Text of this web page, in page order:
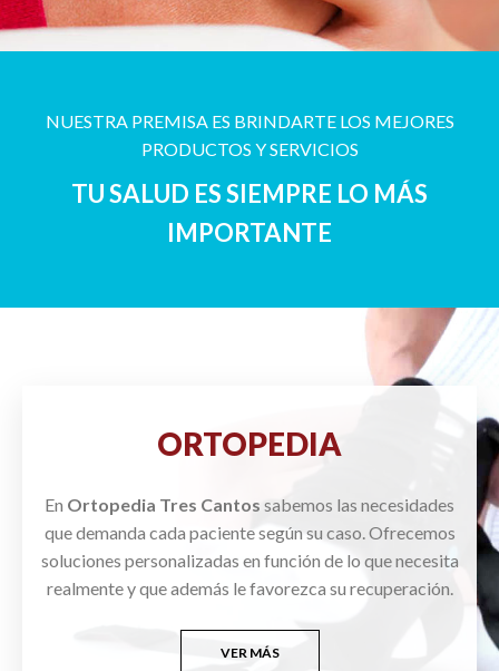
NUESTRA PREMISA ES BRINDARTE LOS MEJORES
PRODUCTOS Y SERVICIOS
TU SALUD ES SIEMPRE LO MÁS
IMPORTANTE
ORTOPEDIA
En Ortopedia Tres Cantos sabemos las necesidades
que demanda cada paciente según su caso. Ofrecemos
soluciones personalizadas en función de lo que necesita
realmente y que además le favorezca su recuperación.
VER MÁS